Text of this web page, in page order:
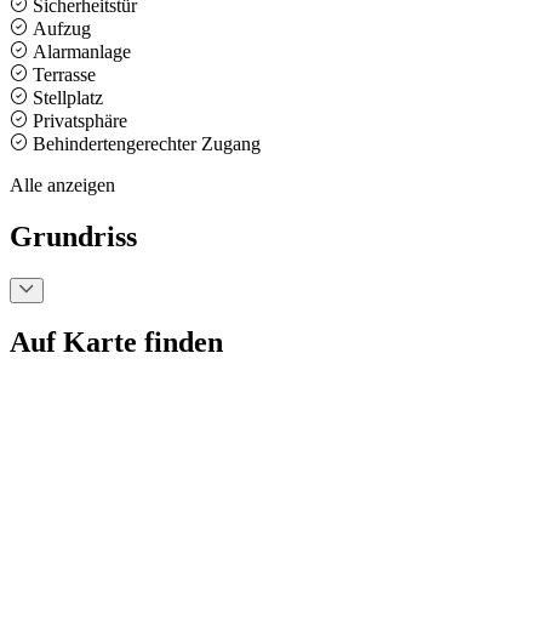
Sicherheitstür
Aufzug
Alarmanlage
Terrasse
Stellplatz
Privatsphäre
Behindertengerechter Zugang
Alle anzeigen
Grundriss
Auf Karte finden